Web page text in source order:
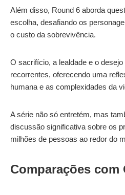
Além disso, Round 6 aborda
escolha, desafiando os
o custo da sobrevivência.
O sacrifício, a lealdade e o
recorrentes, oferecendo uma
humana e as complexidades da
A série não só entretém, mas
discussão significativa sobre os
milhões de pessoas ao redor do
Comparações com